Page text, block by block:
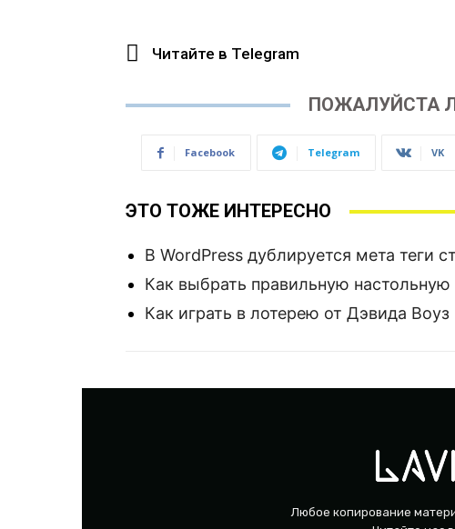
Читайте в Telegram
ПОЖАЛУЙСТА
Facebook Telegram VK
ЭТО ТОЖЕ ИНТЕРЕСНО
В WordPress дублируется мета теги
Как выбрать правильную настольную
Как играть в лотерею от Дэвида
Любое копирование